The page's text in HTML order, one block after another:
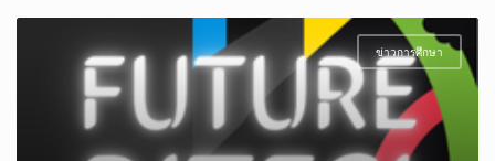
ข่าวการศึกษา